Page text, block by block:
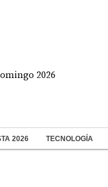
Khloé
2026 TECNOLOGÍA